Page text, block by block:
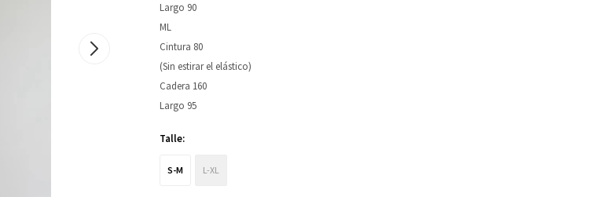
Largo 90
ML
Cintura 80
(Sin estirar el elástico)
Cadera 160
Largo 95
Talle:
S-M L-XL